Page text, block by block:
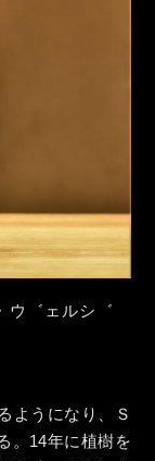
ウ゛ェルシ゛
うになり、Ｓ
。14年に植樹を